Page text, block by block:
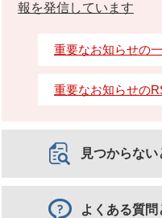
報を発信しています
重要なお知らせの
重要なお知らせの
見つからない
よくある質問